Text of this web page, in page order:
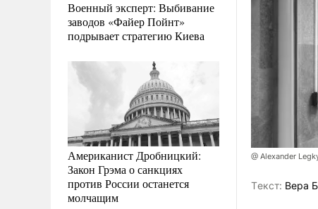
Военный эксперт: Выбивание
заводов «Файер Пойнт»
подрывает стратегию Киева
Американист Дробницкий:
Закон Грэма о санкциях
против России останется
молчащим
@ Alexander
Tекст: Вера